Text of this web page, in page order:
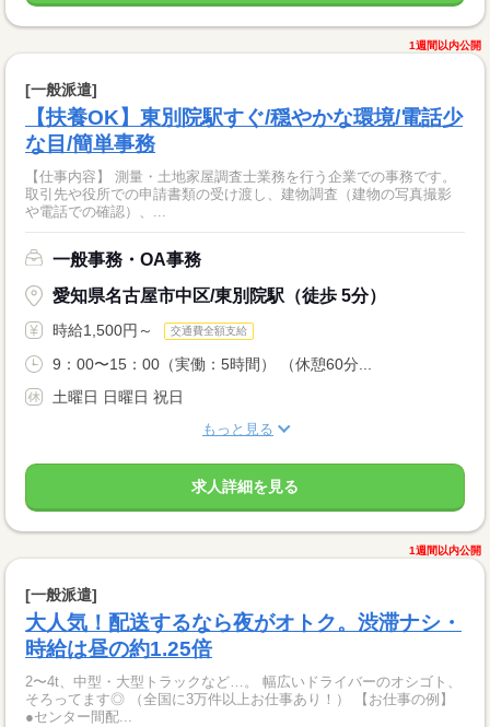
1週間以内公開
[一般派遣]
【扶養OK】東別院駅すぐ/穏やかな環境/電話少
な目/簡単事務
【仕事内容】 測量・土地家屋調査士業務を行う企業での事務です。
取引先や役所での申請書類の受け渡し、建物調査（建物の写真撮影
や電話での確認）、...
一般事務・OA事務
愛知県名古屋市中区/東別院駅（徒歩 5分）
時給1,500円～ 交通費全額支給
9：00〜15：00（実働：5時間） （休憩60分...
土曜日 日曜日 祝日
もっと見る
求人詳細を見る
1週間以内公開
[一般派遣]
大人気！配送するなら夜がオトク。渋滞ナシ・
時給は昼の約1.25倍
2〜4t、中型・大型トラックなど…。 幅広いドライバーのオシゴト、
そろってます◎ （全国に3万件以上お仕事あり！） 【お仕事の例】
●センター間配...